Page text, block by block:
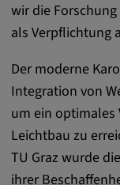
wir die
als Verpflichtung
Der moderne
Integration von
um ein
Leichtbau zu
TU Graz wurde
ihrer
Externe
Google
Name:
DV,